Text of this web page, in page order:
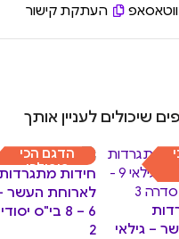
העתקת קישור
שיכולים לעניין אותך
– גילאי
הדגם הכי
פופולרי
חידות מתגרדות
לארוחת העשר –
6 – 8 בי"ס
2